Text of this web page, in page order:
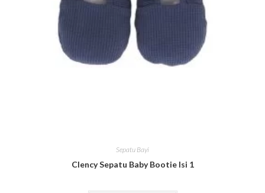
Sepatu Bayi
Clency Sepatu Baby Bootie Isi 1